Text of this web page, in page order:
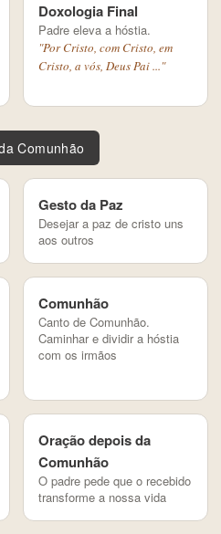
Doxologia Final
Padre eleva a hóstia.
"Por Cristo, com Cristo, em
Cristo, a vós, Deus Pai ..."
Comunhão
Gesto da Paz
Desejar a paz de cristo uns
aos outros
Comunhão
Canto de Comunhão.
Caminhar e dividir a hóstia
com os irmãos
Oração depois da
Comunhão
O padre pede que o recebido
transforme a nossa vida